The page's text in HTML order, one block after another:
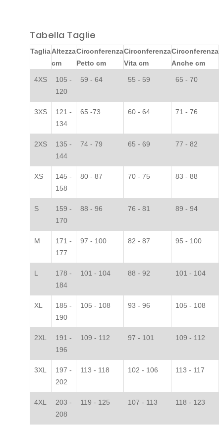
Tabella Taglie
TagliaAltezza
cm
Circonferenza
Petto cm
Circonferenza
Vita cm
Circonferenza
Anche cm
4XS
105 -
120
59 - 64 55 - 59 65 - 70
3XS
121 -
134
65 -73 60 - 64 71 - 76
2XS
135 -
144
74 - 79 65 - 69 77 - 82
XS
145 -
158
80 - 87 70 - 75 83 - 88
S
159 -
170
88 - 96 76 - 81 89 - 94
M
171 -
177
97 - 100 82 - 87 95 - 100
L
178 -
184
101 - 104 88 - 92 101 - 104
XL
185 -
190
105 - 108 93 - 96 105 - 108
2XL
191 -
196
109 - 112 97 - 101 109 - 112
3XL
197 -
202
113 - 118 102 - 106 113 - 117
4XL
203 -
208
119 - 125 107 - 113 118 - 123